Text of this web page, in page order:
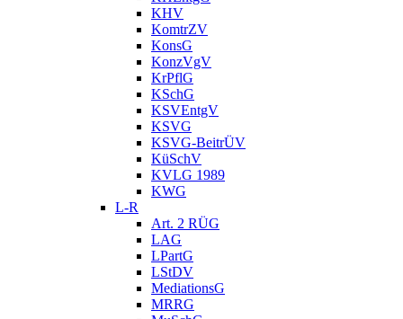
KHV
KomtrZV
KonsG
KonzVgV
KrPflG
KSchG
KSVEntgV
KSVG
KSVG-BeitrÜV
KüSchV
KVLG 1989
KWG
L-R
Art. 2 RÜG
LAG
LPartG
LStDV
MediationsG
MRRG